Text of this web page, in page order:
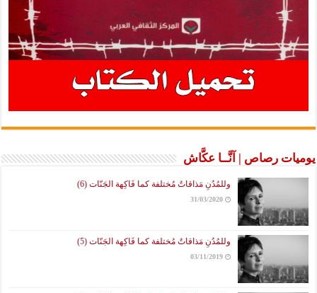
يوميات رصاص | آنَّــا عكَّاش
وللمُدُنِ مَذاقاتٌ مُختلفة كما فَاكِهة الجَنّات (6)
31/03/2020
وللمُدُنِ مَذاقاتٌ مُختلفة كما فَاكِهة الجَنّات (5)
03/11/2019